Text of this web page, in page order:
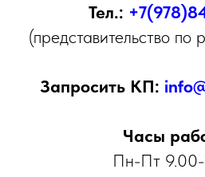
Тел.:
(представительство по
Запросить КП:
Часы
Пн-Пт